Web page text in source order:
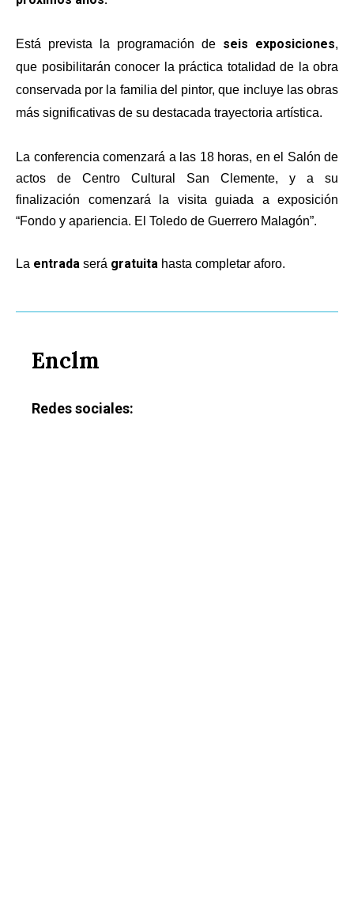
Está prevista la programación de seis exposiciones,
que posibilitarán conocer la práctica totalidad de la obra
conservada por la familia del pintor, que incluye las obras
más significativas de su destacada trayectoria artística.
La conferencia comenzará a las 18 horas, en el Salón de
actos de Centro Cultural San Clemente, y a su
finalización comenzará la visita guiada a exposición
“Fondo y apariencia. El Toledo de Guerrero Malagón”.
La entrada será gratuita hasta completar aforo.
Enclm
Redes sociales:
Toledo
Ciudad Real
Albacete
Cuenca
Guadalajara
Talavera
Sanidad
Economía
Educación
Deportes
Sucesos
Medio Ambiente
Planeta Rural